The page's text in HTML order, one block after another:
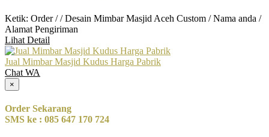
Ketik: Order / / Desain Mimbar Masjid Aceh Custom / Nama anda /
Alamat Pengiriman
Lihat Detail
Jual Mimbar Masjid Kudus Harga Pabrik
Chat WA
×
Order Sekarang
SMS ke : 085 647 170 724